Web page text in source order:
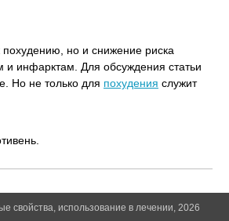
похудению, но и снижение риска
и инфарктам. Для обсуждения статьи
Но не только для похудения служит
свойства, использование в лечении, 2026